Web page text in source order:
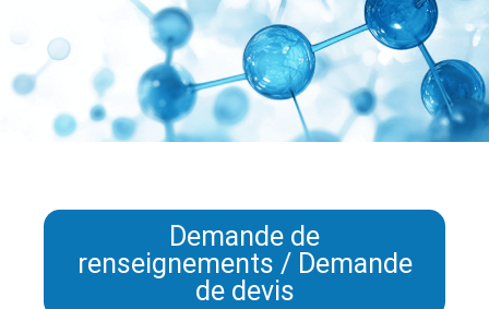
Demande de
renseignements / Demande
de devis